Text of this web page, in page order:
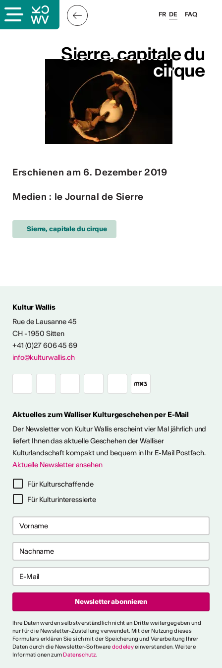
& KONTAKT
abonnieren
2024/2025
FAQ
FR DE
Sierre, capitale du
cirque
Sierre, capitale du
cirque
Erschienen am 6. Dezember 2019
Medien : le Journal de Sierre
Sierre, capitale du cirque
Kultur Wallis
Rue de Lausanne 45
CH - 1950 Sitten
+41 (0)27 606 45 69
info@kulturwallis.ch
Aktuelles zum Walliser Kulturgeschehen per E-Mail
Der Newsletter von Kultur Wallis erscheint vier Mal jährlich und
liefert Ihnen das aktuelle Geschehen der Walliser
Kulturlandschaft kompakt und bequem in Ihr E-Mail Postfach.
Aktuelle Newsletter ansehen
Für Kulturschaffende
Für Kulturinteressierte
Ihre Daten werden selbstverständlich nicht an Dritte weitergegeben und
nur für die Newsletter-Zustellung verwendet. Mit der Nutzung dieses
Formulars erklären Sie sich mit der Speicherung und Verarbeitung Ihrer
Daten durch die Newsletter-Software dodeleyeinverstanden. Weitere
Informationen zum Datenschutz.